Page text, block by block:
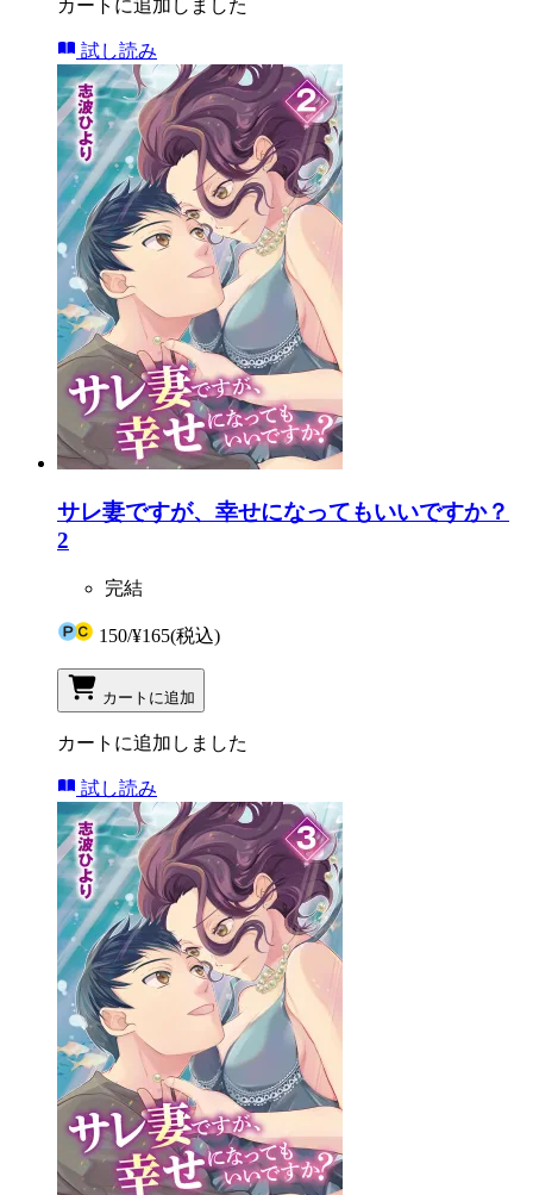
カートに追加しました
試し読み
サレ妻ですが、幸せになってもいいですか？
2
完結
150/¥165(税込)
カートに追加
カートに追加しました
試し読み